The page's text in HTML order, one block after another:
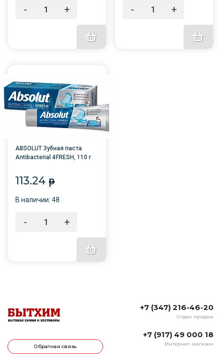
- + - +
ABSOLUT Зубная паста
Antibacterial 4FRESH, 110 г
113.24 p
В наличии: 48
- +
Обратная связь
+7 (347) 216-46-20
Отдел продаж
+7 (917) 49 000 18
Интернет-магазин